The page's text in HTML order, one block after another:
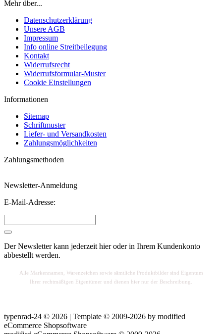
Mehr über...
Datenschutzerklärung
Unsere AGB
Impressum
Info online Streitbeilegung
Kontakt
Widerrufsrecht
Widerrufsformular-Muster
Cookie Einstellungen
Informationen
Sitemap
Schriftmuster
Liefer- und Versandkosten
Zahlungsmöglichkeiten
Zahlungsmethoden
Newsletter-Anmeldung
E-Mail-Adresse:
Der Newsletter kann jederzeit hier oder in Ihrem Kundenkonto
abbestellt werden.
Alle Markennamen, Warenzeichen sowie sämtliche Produktbilder sind Eigentum
Ihrer rechtmäßigen Eigentümer und dienen hier nur der Beschreibung.
typenrad-24 © 2026 | Template © 2009-2026 by modified
eCommerce Shopsoftware